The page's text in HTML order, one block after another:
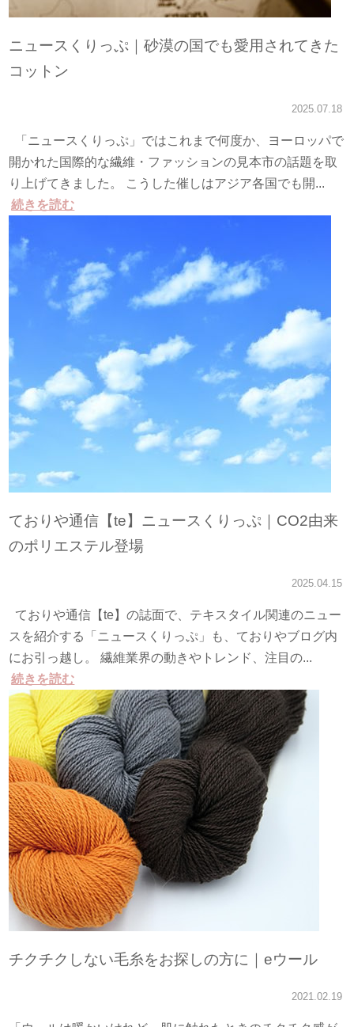
ニュースくりっぷ｜砂漠の国でも愛用されてきた
コットン
2025.07.18
「ニュースくりっぷ」ではこれまで何度か、ヨーロッパで
開かれた国際的な繊維・ファッションの見本市の話題を取
り上げてきました。 こうした催しはアジア各国でも開...
続きを読む
ておりや通信【te】ニュースくりっぷ｜CO2由来
のポリエステル登場
2025.04.15
ておりや通信【te】の誌面で、テキスタイル関連のニュー
スを紹介する「ニュースくりっぷ」も、ておりやブログ内
にお引っ越し。 繊維業界の動きやトレンド、注目の...
続きを読む
チクチクしない毛糸をお探しの方に｜eウール
2021.02.19